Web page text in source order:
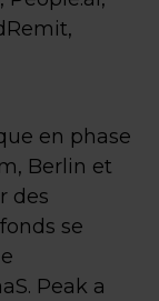
en phase
Berlin et
des
se
Peak a